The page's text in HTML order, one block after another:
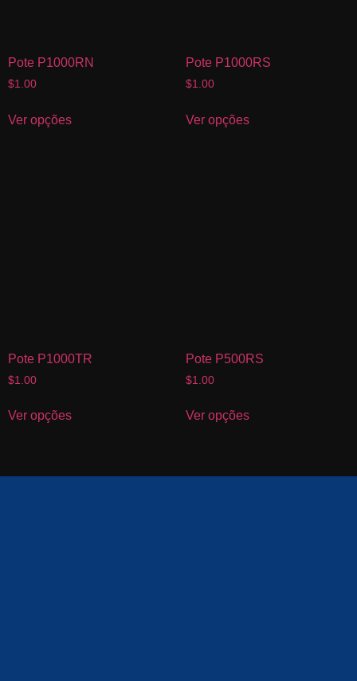
Pote P1000RN
$1.00
Ver opções
Pote P1000RS
$1.00
Ver opções
Pote P1000TR
$1.00
Ver opções
Pote P500RS
$1.00
Ver opções